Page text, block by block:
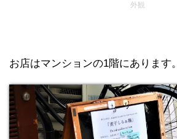
外観
お店はマンションの1階にあります。